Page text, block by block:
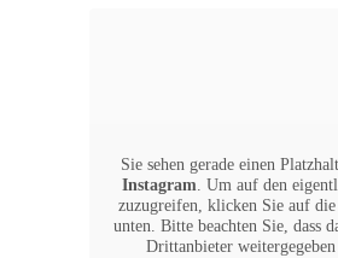
Sie sehen gerade einen
Instagram. Um auf den
zuzugreifen, klicken Sie auf
unten. Bitte beachten Sie, dass
Drittanbieter